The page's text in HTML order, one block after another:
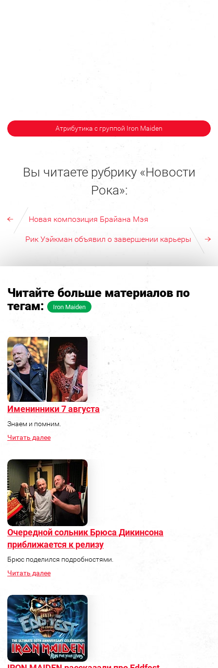
Атрибутика с группой Iron Maiden
Вы читаете рубрику «Новости
Рока»:
Новая композиция Брайана Мэя
Рик Уэйкман объявил о завершении карьеры
Читайте больше материалов по
тегам:
Iron Maiden
Именинники 7 августа
Знаем и помним.
Читать далее
Очередной сольник Брюса Дикинсона
приближается к релизу
Брюс поделился подробностями.
Читать далее